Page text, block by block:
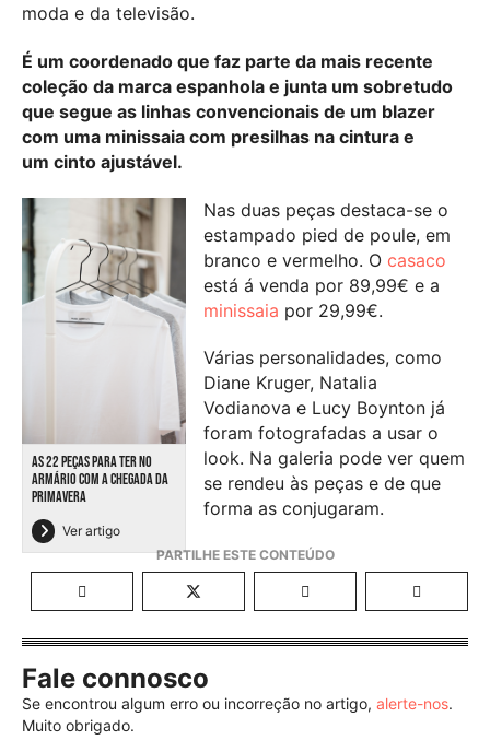
moda e da televisão.
É um coordenado que faz parte da mais recente
coleção da marca espanhola e junta um sobretudo
que segue as linhas convencionais de um blazer
com uma minissaia com presilhas na cintura e
um cinto ajustável.
AS 22 PEÇAS PARA TER NO
ARMÁRIO COM A CHEGADA DA
PRIMAVERA
Ver artigo
Nas duas peças destaca-se o
estampado pied de poule, em
branco e vermelho. O casaco
está á venda por 89,99€ e a
minissaia por 29,99€.
Várias personalidades, como
Diane Kruger, Natalia
Vodianova e Lucy Boynton já
foram fotografadas a usar o
look. Na galeria pode ver quem
se rendeu às peças e de que
forma as conjugaram.
Fale connosco
Se encontrou algum erro ou incorreção no artigo, alerte-nos.
Muito obrigado.